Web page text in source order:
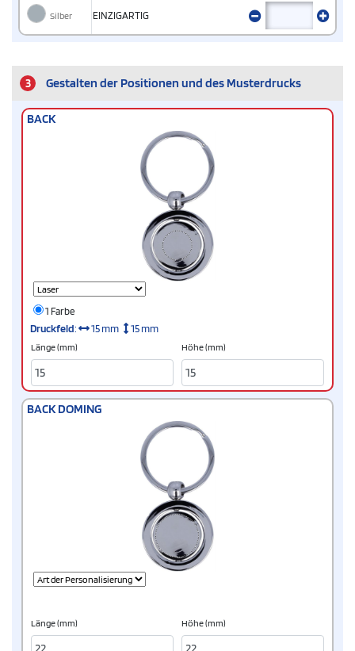
Silber EINZIGARTIG
3 Gestalten der Positionen und des Musterdrucks
BACK
1 Farbe
Druckfeld: 15 mm 15 mm
Länge (mm) Höhe (mm)
BACK DOMING
Länge (mm) Höhe (mm)